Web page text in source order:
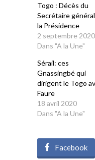
Togo : Décès du
Secrétaire
la Présidence
2 septembre 2020
Dans "A la Une"
Sérail: ces
Gnassingbé qui
dirigent le Togo
Faure
18 avril 2020
Dans "A la Une"
Facebook